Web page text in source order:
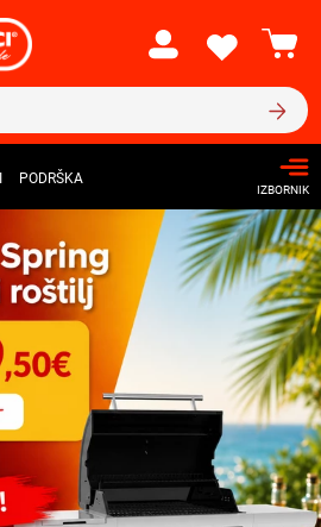
PODRŠKA
IZBORNIK